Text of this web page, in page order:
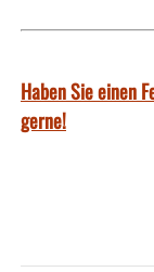
Haben Sie einen
gerne!